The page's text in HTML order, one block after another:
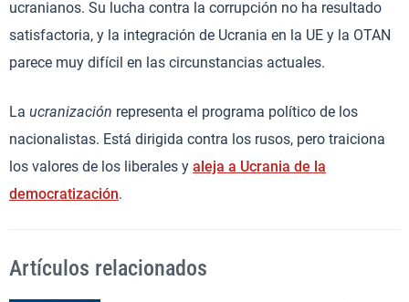
ucranianos. Su lucha contra la corrupción no ha resultado
satisfactoria, y la integración de Ucrania en la UE y la OTAN
parece muy difícil en las circunstancias actuales.
La ucranización representa el programa político de los
nacionalistas. Está dirigida contra los rusos, pero traiciona
los valores de los liberales y aleja a Ucrania de la
democratización.
Artículos relacionados